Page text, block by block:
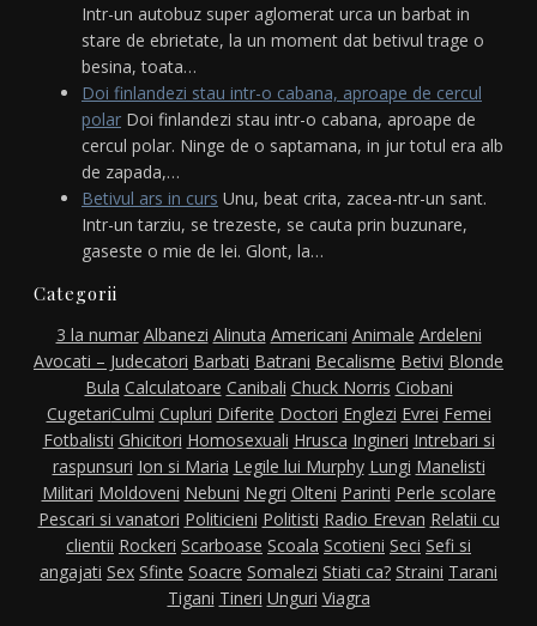
Intr-un autobuz super aglomerat urca un barbat in
stare de ebrietate, la un moment dat betivul trage o
besina, toata…
Doi finlandezi stau intr-o cabana, aproape de cercul
polar Doi finlandezi stau intr-o cabana, aproape de
cercul polar. Ninge de o saptamana, in jur totul era alb
de zapada,…
Betivul ars in curs Unu, beat crita, zacea-ntr-un sant.
Intr-un tarziu, se trezeste, se cauta prin buzunare,
gaseste o mie de lei. Glont, la…
Categorii
3 la numar Albanezi Alinuta Americani Animale Ardeleni
Avocati – Judecatori Barbati Batrani Becalisme Betivi Blonde
Bula Calculatoare Canibali Chuck Norris Ciobani
CugetariCulmi Cupluri Diferite Doctori Englezi Evrei Femei
Fotbalisti Ghicitori Homosexuali Hrusca Ingineri Intrebari si
raspunsuri Ion si Maria Legile lui Murphy Lungi Manelisti
Militari Moldoveni Nebuni Negri Olteni Parinti Perle scolare
Pescari si vanatori Politicieni Politisti Radio Erevan Relatii cu
clientii Rockeri Scarboase Scoala Scotieni Seci Sefi si
angajati Sex Sfinte Soacre Somalezi Stiati ca? Straini Tarani
Tigani Tineri Unguri Viagra